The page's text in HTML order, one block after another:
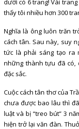
dưới có 6 trang! Vài
thấy tôi nhiều hơn 300
Nghĩa là ông luôn trăn
cách tân. Sau này, suy
tức là phải sáng tạo ra
những thành tựu đã có,
đặc sắc.
Cuộc cách tân thơ của
chưa được bao lâu thì
luật và bị “treo bút” 3
hiện trở lại văn đàn.